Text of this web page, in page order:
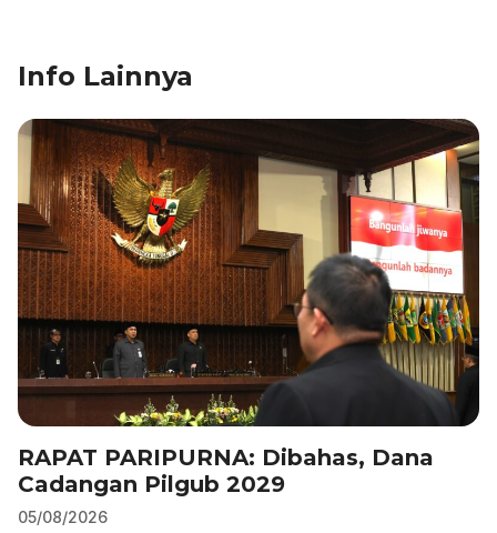
e
b
o
o
k
e
dI
n
A
p
p
a
m
Info Lainnya
RAPAT PARIPURNA: Dibahas, Dana
Cadangan Pilgub 2029
05/08/2026